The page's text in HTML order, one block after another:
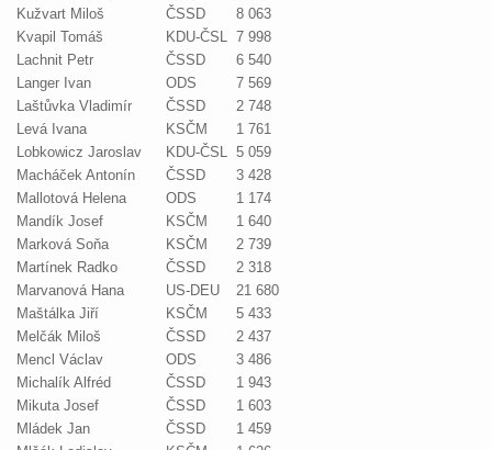
Kužvart Miloš
ČSSD
8 063
Kvapil Tomáš
KDU-ČSL 7 998
Lachnit Petr
ČSSD
6 540
Langer Ivan
ODS
7 569
Laštůvka Vladimír
ČSSD
2 748
Levá Ivana
KSČM
1 761
Lobkowicz Jaroslav
KDU-ČSL 5 059
Macháček Antonín
ČSSD
3 428
Mallotová Helena
ODS
1 174
Mandík Josef
KSČM
1 640
Marková Soňa
KSČM
2 739
Martínek Radko
ČSSD
2 318
Marvanová Hana
US-DEU
21 680
Maštálka Jiří
KSČM
5 433
Melčák Miloš
ČSSD
2 437
Mencl Václav
ODS
3 486
Michalík Alfréd
ČSSD
1 943
Mikuta Josef
ČSSD
1 603
Mládek Jan
ČSSD
1 459